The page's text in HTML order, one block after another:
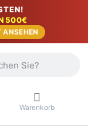
500€
ANSEHEN
Warenkorb